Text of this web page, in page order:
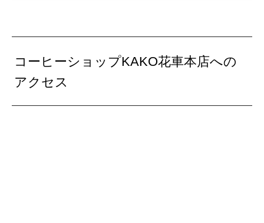
コーヒーショップKAKO花車本店への
アクセス